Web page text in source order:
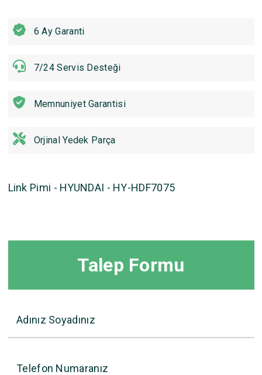
6 Ay Garanti
7/24 Servis Desteği
Memnuniyet Garantisi
Orjinal Yedek Parça
Link Pimi - HYUNDAI - HY-HDF7075
Talep Formu
Adınız Soyadınız
Telefon Numaranız